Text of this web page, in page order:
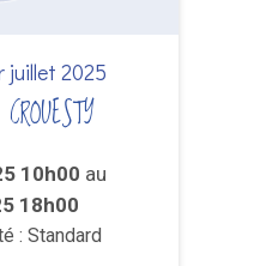
juillet 2025
10h00 au
18h00
: Standard